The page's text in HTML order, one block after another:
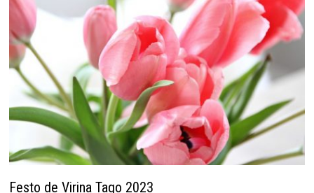
Festo de Virina Tago 2023